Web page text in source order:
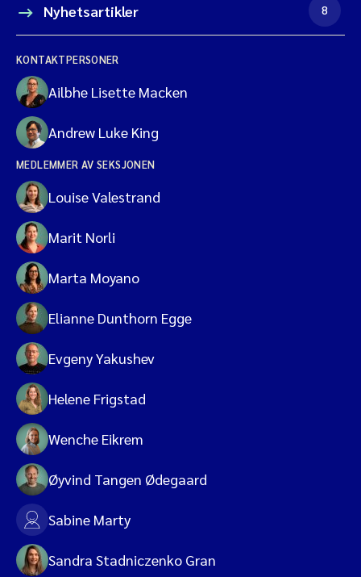
Nyhetsartikler 8
KONTAKTPERSONER
Ailbhe Lisette Macken
Andrew Luke King
MEDLEMMER AV SEKSJONEN
Louise Valestrand
Marit Norli
Marta Moyano
Elianne Dunthorn Egge
Evgeny Yakushev
Helene Frigstad
Wenche Eikrem
Øyvind Tangen Ødegaard
Sabine Marty
Sandra Stadniczenko Gran